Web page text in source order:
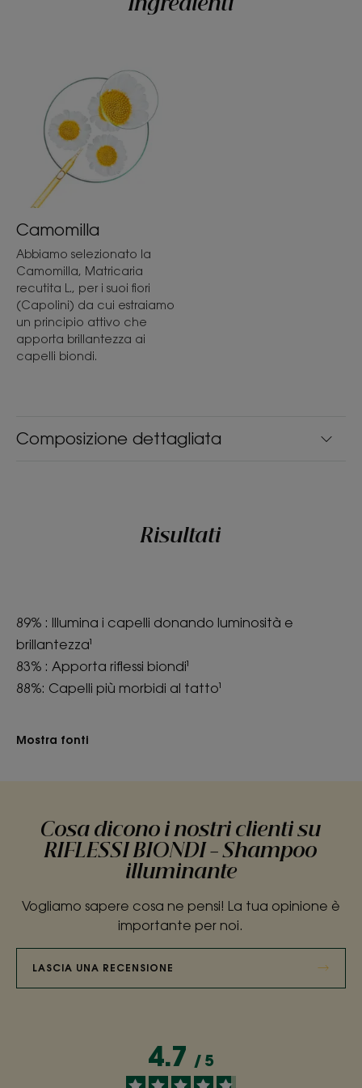
estremamente morbidi.
CONSISTENZA
Consistenza
Liquido
*Secondo il test OECD 301B
I capelli riacquistano la loro morbidezza e brillano di un nuovo
*Secondo la norma OECD 301B
Ingredienti
Composizione dettagliata
Camomilla
Abbiamo selezionato la
Camomilla, Matricaria
recutita L., per i suoi fiori
(Capolini) da cui estraiamo
un principio attivo che
apporta brillantezza ai
capelli biondi.
Risultati
89% : Illumina i capelli donando luminosità e
brillantezza¹
83% : Apporta riflessi biondi¹
88%: Capelli più morbidi al tatto¹
Mostra fonti
Cosa dicono i nostri clienti su
RIFLESSI BIONDI - Shampoo
illuminante
Vogliamo sapere cosa ne pensi! La tua opinione è
importante per noi.
LASCIA UNA RECENSIONE
4.7 / 5